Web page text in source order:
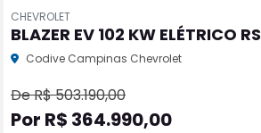
pa
rtil
he
CHEVROLET
BLAZER EV 102 KW ELÉTRICO RS
Codive Campinas Chevrolet
De R$ 503.190,00
Por R$ 364.990,00